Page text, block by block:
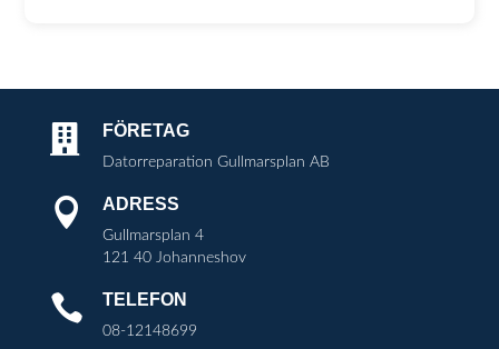
 FÖRETAG
Datorreparation Gullmarsplan AB
 ADRESS
Gullmarsplan 4
121 40 Johanneshov
 TELEFON
08-12148699